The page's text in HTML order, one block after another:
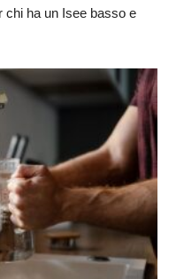
chi ha un Isee basso e